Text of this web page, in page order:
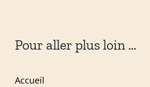
Pour aller plus loin …
Accueil